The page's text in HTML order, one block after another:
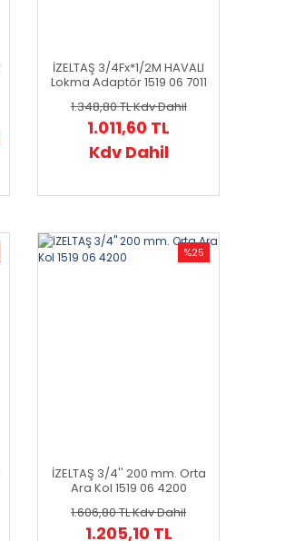
İZELTAŞ 3/4Fx*1/2M HAVALI
Lokma Adaptör 1519 06 7011
1.348,80 TLKdv Dahil
1.011,60 TL
Kdv Dahil
%25
İZELTAŞ 3/4'' 200 mm. Orta
Ara Kol 1519 06 4200
1.606,80 TLKdv Dahil
1.205,10 TL